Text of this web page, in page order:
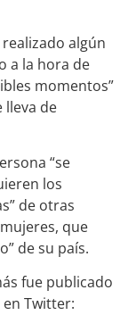
algún
a la hora de
momentos”
lleva de
“se
los
de otras
que
de su país.
fue publicado
Twitter: